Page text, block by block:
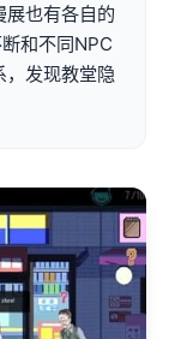
展也有各自的
和不同NPC
，发现教堂隐